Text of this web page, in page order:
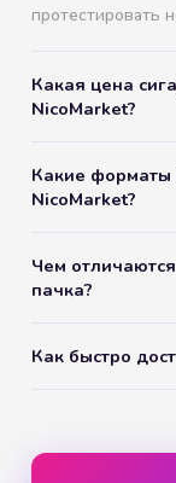
протестировать
Какая цена
NicoMarket?
Какие форматы
NicoMarket?
Чем
пачка?
Как быстро